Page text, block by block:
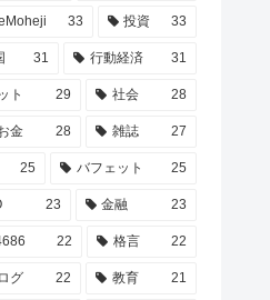
33 投資 33
31 行動経済 31
ト 29 社会 28
金 28 雑誌 27
25 バフェット 25
23 金融 23
22 格言 22
グ 22 教育 21